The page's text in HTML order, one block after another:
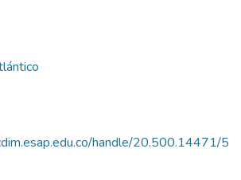
handle/20.500.14471/5